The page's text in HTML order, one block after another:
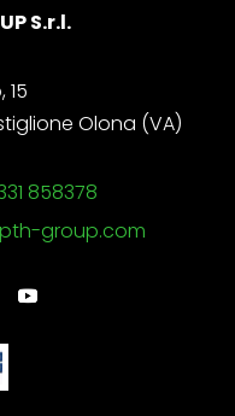
S.r.l.
15
Olona (VA)
858378
group.com